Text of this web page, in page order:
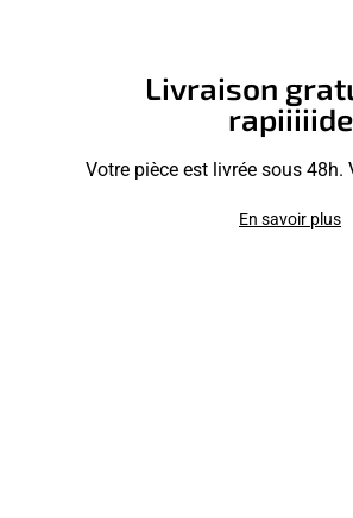
Livraison
rapiiiiide
Votre pièce est livrée sous
En savoir plus